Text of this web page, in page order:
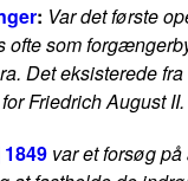
: Var det første
ofte som
Det eksisterede
Friedrich August
var et forsøg